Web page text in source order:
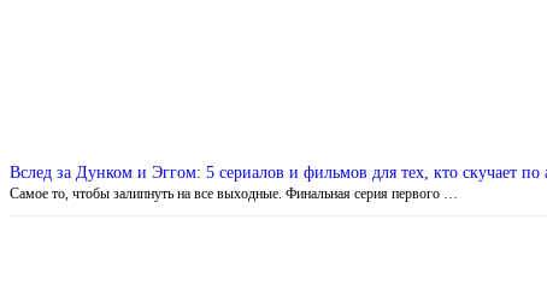
Вслед за Дунком и Эггом: 5 сериалов и фильмов для тех, кто скучает
Самое то, чтобы залипнуть на все выходные. Финальная серия первого …